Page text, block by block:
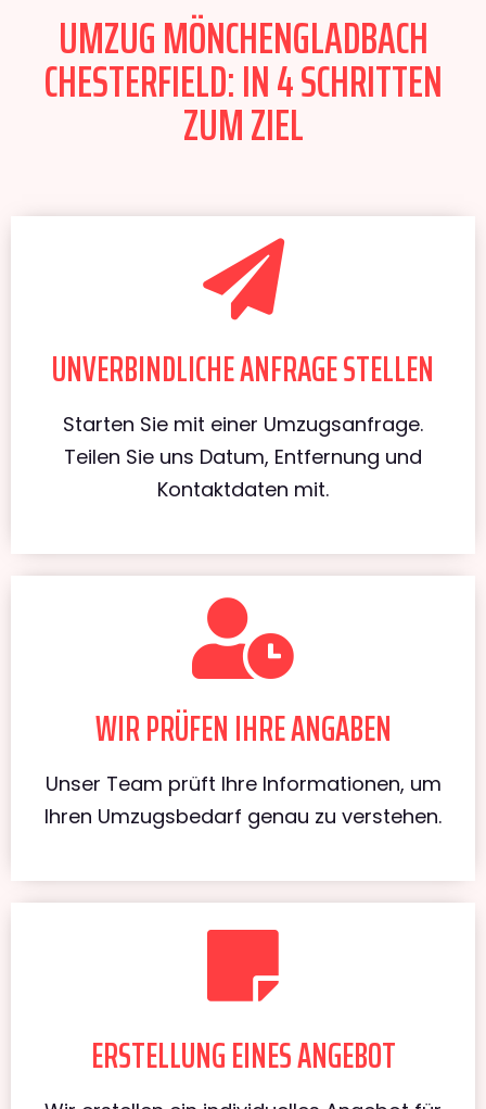
UMZUG MÖNCHENGLADBACH
CHESTERFIELD: IN 4 SCHRITTEN
ZUM ZIEL
UNVERBINDLICHE ANFRAGE STELLEN
Starten Sie mit einer Umzugsanfrage.
Teilen Sie uns Datum, Entfernung und
Kontaktdaten mit.
WIR PRÜFEN IHRE ANGABEN
Unser Team prüft Ihre Informationen, um
Ihren Umzugsbedarf genau zu verstehen.
ERSTELLUNG EINES ANGEBOT